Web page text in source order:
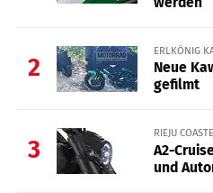
2
ERLKÖNIG
Neue
gefilmt
3
RIEJU
A2-
und